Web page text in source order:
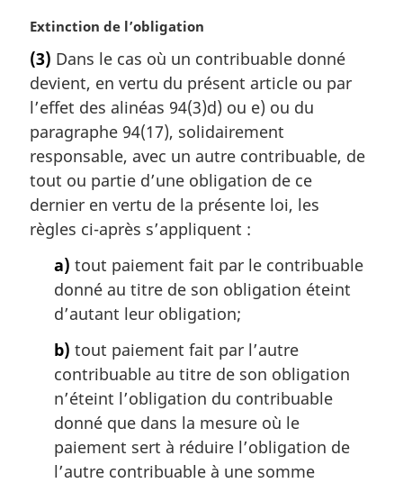
N
t
e
m
a
r
g
i
n
a
Extinction de l’obligation
(3) Dans le cas où un contribuable donné
devient, en vertu du présent article ou par
l’effet des alinéas 94(3)d) ou e) ou du
paragraphe 94(17), solidairement
responsable, avec un autre contribuable, de
tout ou partie d’une obligation de ce
dernier en vertu de la présente loi, les
règles ci-après s’appliquent :
a) tout paiement fait par le contribuable
donné au titre de son obligation éteint
d’autant leur obligation;
b) tout paiement fait par l’autre
contribuable au titre de son obligation
n’éteint l’obligation du contribuable
donné que dans la mesure où le
paiement sert à réduire l’obligation de
l’autre contribuable à une somme